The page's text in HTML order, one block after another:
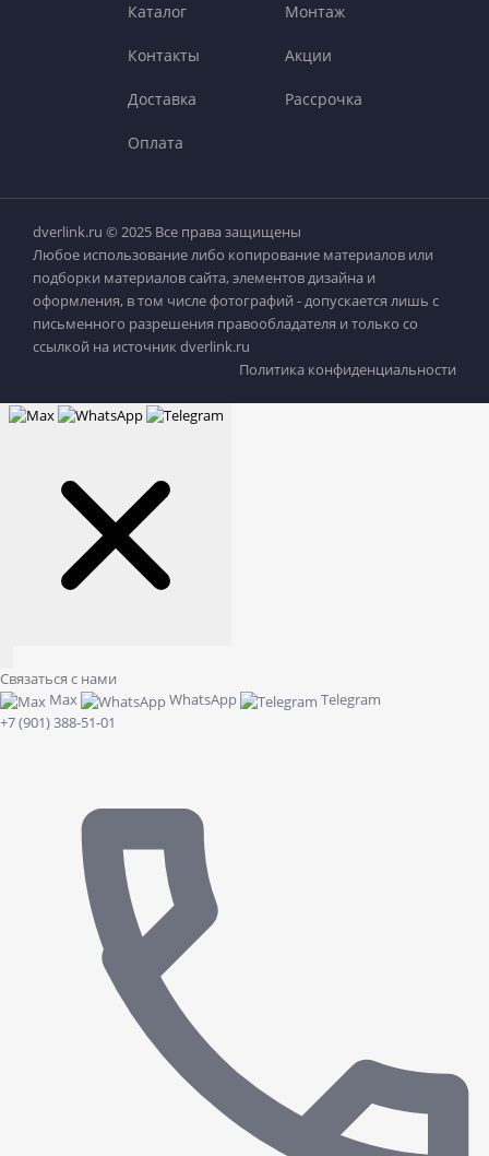
Каталог
Контакты
Доставка
Оплата
Монтаж
Акции
Рассрочка
dverlink.ru © 2025 Все права защищены
Любое использование либо копирование материалов или
подборки материалов сайта, элементов дизайна и
оформления, в том числе фотографий - допускается лишь с
письменного разрешения правообладателя и только со
ссылкой на источник dverlink.ru
Политика конфиденциальности
Связаться с нами
Max
WhatsApp
Telegram
+7 (901) 388-51-01